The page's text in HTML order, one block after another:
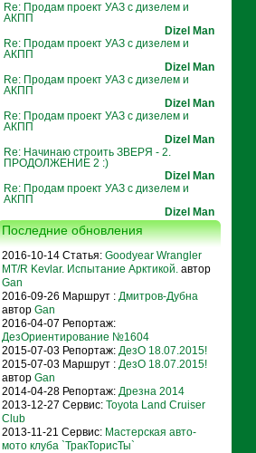
Re: Продам проект УАЗ с дизелем и
АКПП
Dizel Man
Re: Продам проект УАЗ с дизелем и
АКПП
Dizel Man
Re: Продам проект УАЗ с дизелем и
АКПП
Dizel Man
Re: Продам проект УАЗ с дизелем и
АКПП
Dizel Man
Re: Начинаю строить ЗВЕРЯ - 2.
ПРОДОЛЖЕНИЕ 2 :)
Dizel Man
Re: Продам проект УАЗ с дизелем и
АКПП
Dizel Man
Последние обновления
2016-10-14 Статья: Goodyear Wrangler
MT/R Kevlar. Испытание Арктикой.автор
Gan
2016-09-26 Маршрут : Дмитров-Дубна
автор Gan
2016-04-07 Репортаж:
ДезОриентирование №1604
2015-07-03 Репортаж: ДезО 18.07.2015!
2015-07-03 Маршрут : ДезО 18.07.2015!
автор Gan
2014-04-28 Репортаж: Дрезна 2014
2013-12-27 Сервис: Toyota Land Cruiser
Club
2013-11-21 Сервис: Мастерская авто-
мото клуба `ТракТорисТы`